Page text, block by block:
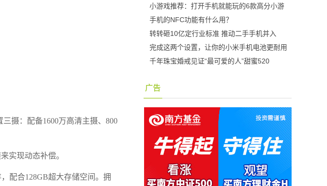
摄：配备1600万高清主摄、800
实现动态补偿。
配合128GB超大存储空间。拥
小游戏推荐：打开手机就能玩的6款高分小游
手机的NFC功能有什么用？
转转砸10亿定行业标准 推动二手手机并入
完成这两个设置，让你的小米手机电池更耐用
千年珠宝婚戒见证“最可爱的人”甜蜜520
广告